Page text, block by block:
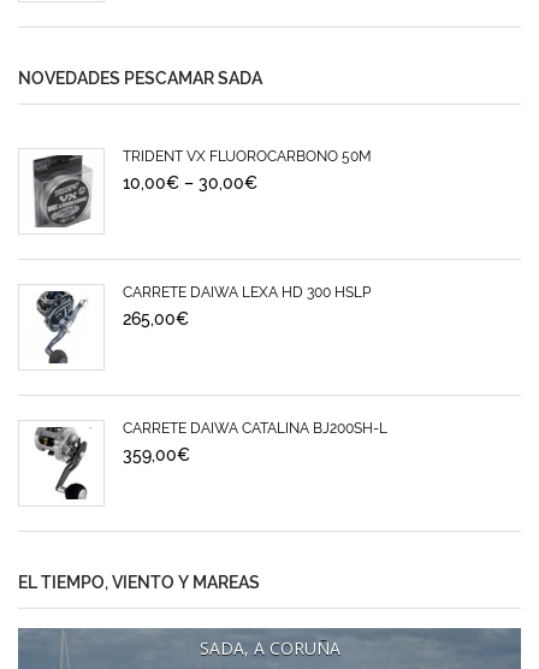
NOVEDADES PESCAMAR SADA
TRIDENT VX FLUOROCARBONO 50M
10,00€ – 30,00€
CARRETE DAIWA LEXA HD 300 HSLP
265,00€
CARRETE DAIWA CATALINA BJ200SH-L
359,00€
EL TIEMPO, VIENTO Y MAREAS
SADA, A CORUÑA